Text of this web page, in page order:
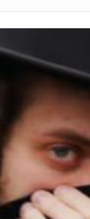
CINTA
SENDIRI